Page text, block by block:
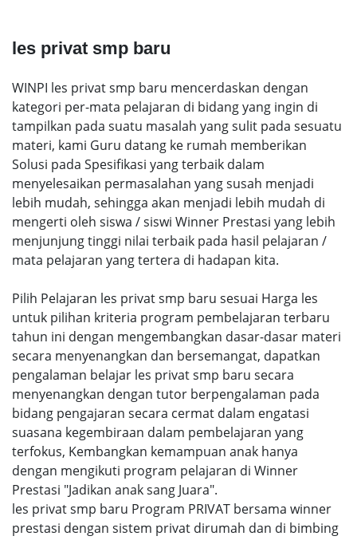
les privat smp baru
WINPI les privat smp baru mencerdaskan dengan
kategori per-mata pelajaran di bidang yang ingin di
tampilkan pada suatu masalah yang sulit pada sesuatu
materi, kami Guru datang ke rumah memberikan
Solusi pada Spesifikasi yang terbaik dalam
menyelesaikan permasalahan yang susah menjadi
lebih mudah, sehingga akan menjadi lebih mudah di
mengerti oleh siswa / siswi Winner Prestasi yang lebih
menjunjung tinggi nilai terbaik pada hasil pelajaran /
mata pelajaran yang tertera di hadapan kita.
Pilih Pelajaran les privat smp baru sesuai Harga les
untuk pilihan kriteria program pembelajaran terbaru
tahun ini dengan mengembangkan dasar-dasar materi
secara menyenangkan dan bersemangat, dapatkan
pengalaman belajar les privat smp baru secara
menyenangkan dengan tutor berpengalaman pada
bidang pengajaran secara cermat dalam engatasi
suasana kegembiraan dalam pembelajaran yang
terfokus, Kembangkan kemampuan anak hanya
dengan mengikuti program pelajaran di Winner
Prestasi "Jadikan anak sang Juara".
les privat smp baru Program PRIVAT bersama winner
prestasi dengan sistem privat dirumah dan di bimbing